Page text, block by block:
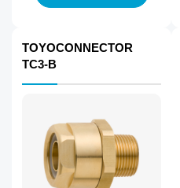
TOYOCONNECTOR
TC3-B